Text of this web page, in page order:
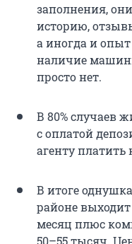
заполнения,
историю,
а иногда и
наличие
просто нет.
В 80% случаев
с оплатой
агенту платить
В итоге
районе
месяц плюс
50–55 тысяч.